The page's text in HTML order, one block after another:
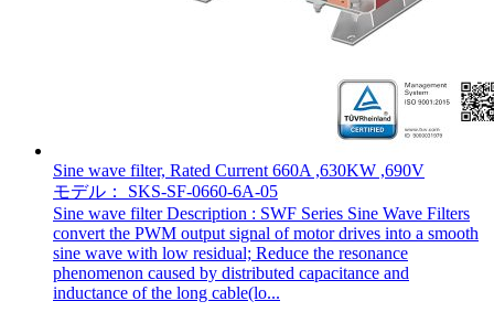
Sine wave filter, Rated Current 660A ,630KW ,690V
モデル： SKS-SF-0660-6A-05
Sine wave filter Description : SWF Series Sine Wave Filters
convert the PWM output signal of motor drives into a smooth
sine wave with low residual; Reduce the resonance
phenomenon caused by distributed capacitance and
inductance of the long cable(lo...